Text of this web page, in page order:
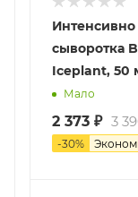
сыворотка
Iceplant, 50
Мало
2 373 ₽ 3
-30%